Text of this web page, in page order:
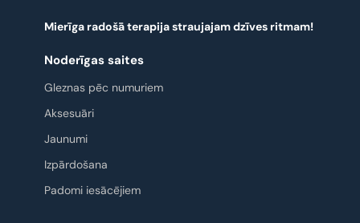
Mierīga radošā terapija straujajam dzīves ritmam!
Noderīgas saites
Gleznas pēc numuriem
Aksesuāri
Jaunumi
Izpārdošana
Padomi iesācējiem